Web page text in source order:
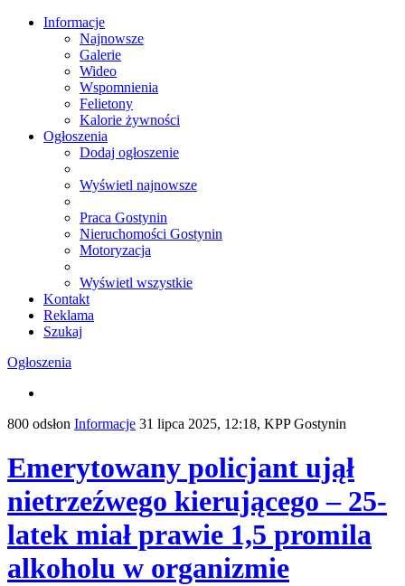
Informacje
Najnowsze
Galerie
Wideo
Wspomnienia
Felietony
Kalorie żywności
Ogłoszenia
Dodaj ogłoszenie
Wyświetl najnowsze
Praca Gostynin
Nieruchomości Gostynin
Motoryzacja
Wyświetl wszystkie
Kontakt
Reklama
Szukaj
Ogłoszenia
800 odsłon Informacje 31 lipca 2025, 12:18, KPP Gostynin
Emerytowany policjant ujął
nietrzeźwego kierującego – 25-
latek miał prawie 1,5 promila
alkoholu w organizmie